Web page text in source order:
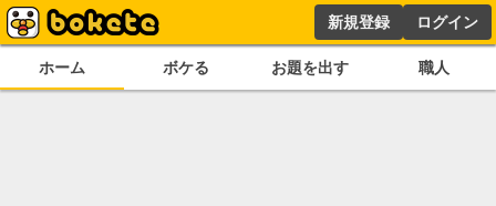
新規登録 ログイン
ホーム ボケる お題を出す 職人